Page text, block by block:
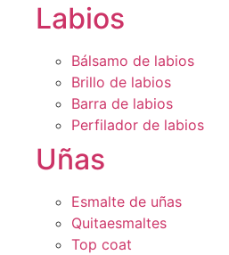
Labios
Bálsamo de labios
Brillo de labios
Barra de labios
Perfilador de labios
Uñas
Esmalte de uñas
Quitaesmaltes
Top coat